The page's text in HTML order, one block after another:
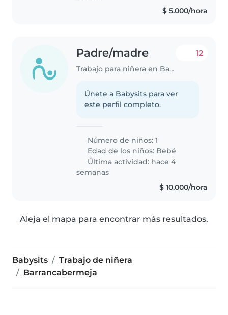
$ 5.000/hora
Padre/madre
Trabajo para niñera en Barrancabermeja
12
Únete a Babysits para ver
este perfil completo.
Número de niños: 1
Edad de los niños: Bebé
Última actividad: hace 4
semanas
$ 10.000/hora
Aleja el mapa para encontrar más resultados.
Babysits
Trabajo de niñera
Barrancabermeja